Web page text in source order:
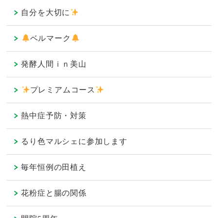
自分を大切に
ベルマーク
発酵人間ｉｎ美山
プレミアムコース
熱中症予防・対策
るり色マルシェに参加します
毎年恒例の田植え
花粉症と腸の関係